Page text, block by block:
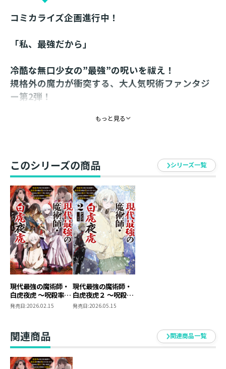
コミカライズ企画進行中！
「私、最強だから」
冷酷な無口少女の”最強”の呪いを祓え！
規格外の魔力が衝突する、大人気呪術ファンタジ
ー第2弾！
十年ぶりに再会した”氷姫”オーロラとの甘い学園生活も
立ちはだかるのは、不死鳥を操るギャル・アザルエル、
五行を統べる傲慢お嬢様・黒王冥。
そして、感情を殺し”最強”であることだけを義務付けら
れた少女・ゼフィロスだった。
罪度（ギルティチュード）９の魔力をもつ相手で命の危
機もあるなか、夜虎はゼフィロスの過去を知り立ち上が
る。
彼女を縛り付ける残酷な”最強”の呪いを祓うべく、ただ
目の前の少女を救うため”紫電”を纏って──！
「俺と友達になろう、ゼフィ」
五代貴族の令嬢 vs 紫電の雷槍。規格外の魔力が衝突する
大人気呪術ファンタジー第2弾！
・KAZU
一巻よりもさらに熱く熱量込めて描きました。ぜひお楽
しみください！！
もっと見る
このシリーズの商品 シリーズ一覧
現代最強の魔術師・
白虎夜虎 ～呪殺率が
高すぎる世界で、転
生者の俺は死にたく
づけば五大貴族の令
嬢達が花嫁競争《ヒ
ロインレース》を始
めました～
発売日:2026.02.15
現代最強の魔術師・
白虎夜虎２ ～呪殺率
が高すぎる世界で、
転生者の俺は死にた
発売日:2026.05.15
関連商品 関連商品一覧